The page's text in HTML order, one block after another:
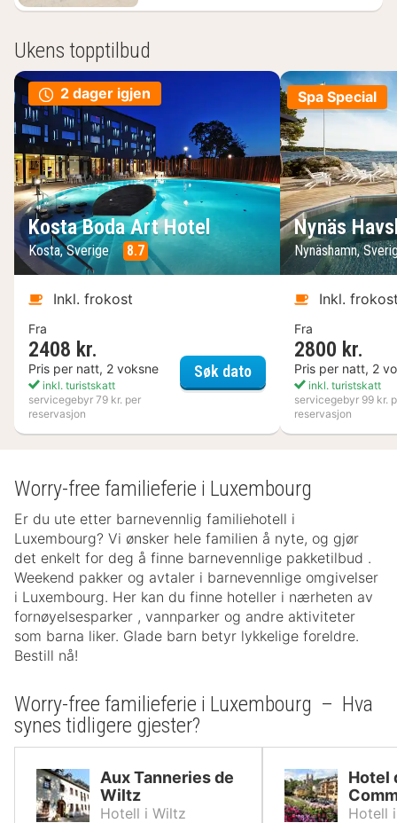
Ukens topptilbud
2 dager igjen
Kosta Boda Art Hotel
Kosta, Sverige 8.7
Inkl. frokost
Fra
2408 kr.
Pris per natt, 2 voksne
inkl. turistskatt
servicegebyr 79 kr. per
reservasjon
Søk datoKosta Boda Art Hotel
Spa Special
Nynäs
Nynäshamn,
Inkl.
Fra
2800 kr.
Pris per natt, 2
inkl. turistskatt
servicegebyr 99 kr.
reservasjon
Worry-free familieferie i Luxembourg
Er du ute etter barnevennlig familiehotell i
Luxembourg? Vi ønsker hele familien å nyte, og gjør
det enkelt for deg å finne barnevennlige pakketilbud .
Weekend pakker og avtaler i barnevennlige omgivelser
i Luxembourg. Her kan du finne hoteller i nærheten av
fornøyelsesparker , vannparker og andre aktiviteter
som barna liker. Glade barn betyr lykkelige foreldre.
Bestill nå!
Worry-free familieferie i Luxembourg – Hva
synes tidligere gjester?
Aux Tanneries de
Wiltz
Hotell i Wiltz
Hotel
Hotell